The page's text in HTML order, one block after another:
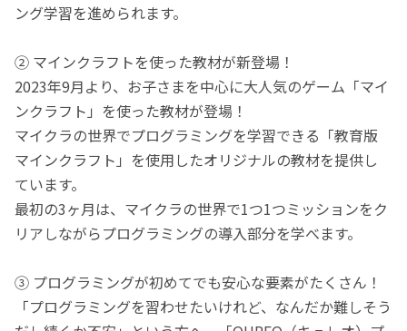
ング学習を進められます。
② マインクラフトを使った教材が新登場！
2023年9月より、お子さまを中心に大人気のゲーム「マイ
ンクラフト」を使った教材が登場！
マイクラの世界でプログラミングを学習できる「教育版
マインクラフト」を使用したオリジナルの教材を提供し
ています。
最初の3ヶ月は、マイクラの世界で1つ1つミッションをク
リアしながらプログラミングの導入部分を学べます。
③ プログラミングが初めてでも安心な要素がたくさん！
「プログラミングを習わせたいけれど、なんだか難しそう